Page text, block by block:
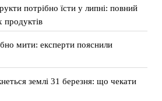
потрібно їсти у липні: повний
продуктів
мити: експерти пояснили
землі 31 березня: що чекати